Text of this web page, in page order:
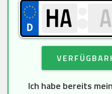
Ich habe bereits